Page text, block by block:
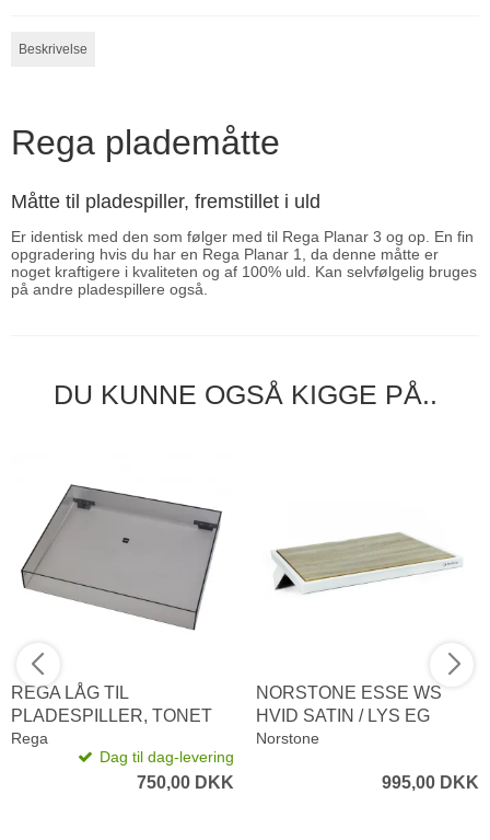
Beskrivelse
Rega plademåtte
Måtte til pladespiller, fremstillet i uld
Er identisk med den som følger med til Rega Planar 3 og op. En fin
opgradering hvis du har en Rega Planar 1, da denne måtte er
noget kraftigere i kvaliteten og af 100% uld. Kan selvfølgelig bruges
på andre pladespillere også.
DU KUNNE OGSÅ KIGGE PÅ..
REGA LÅG TIL
PLADESPILLER, TONET
Rega
Dag til dag-levering
750,00 DKK
NORSTONE ESSE WS
HVID SATIN / LYS EG
Norstone
995,00 DKK